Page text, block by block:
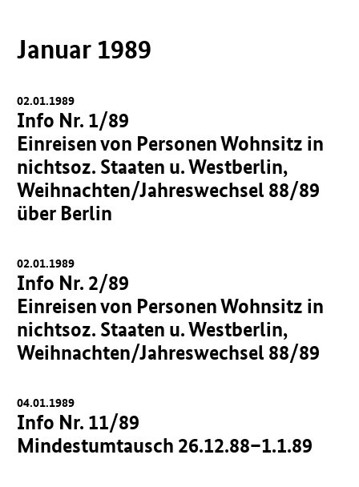
Januar 1989
02.01.1989
Info Nr. 1/89
Einreisen von Personen Wohnsitz in
nichtsoz. Staaten u. Westberlin,
Weihnachten/Jahreswechsel 88/89
über Berlin
02.01.1989
Info Nr. 2/89
Einreisen von Personen Wohnsitz in
nichtsoz. Staaten u. Westberlin,
Weihnachten/Jahreswechsel 88/89
04.01.1989
Info Nr. 11/89
Mindestumtausch 26.12.88–1.1.89